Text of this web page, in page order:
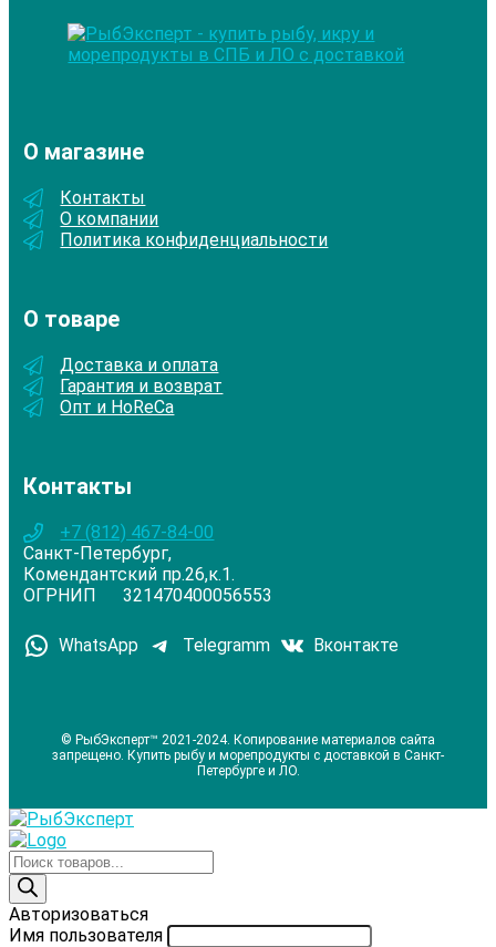
О магазине
Контакты
О компании
Политика конфиденциальности
О товаре
Доставка и оплата
Гарантия и возврат
Опт и HoReCa
Контакты
+7 (812) 467-84-00
Санкт-Петербург,
Комендантский пр.26,к.1.
ОГРНИП 321470400056553
WhatsApp Telegramm Вконтакте
© РыбЭксперт™ 2021-2024. Копирование материалов сайта
запрещено. Купить рыбу и морепродукты с доставкой в Санкт-
Петербурге и ЛО.
Поиск
товаров
Авторизоваться
Имя пользователя